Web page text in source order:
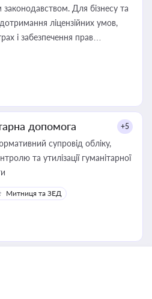
законодавством. Для бізнесу та
ліцензійних умов,
і забезпечення прав
допомога +5
супровід обліку,
та утилізації гуманітарної
Митниця та ЗЕД